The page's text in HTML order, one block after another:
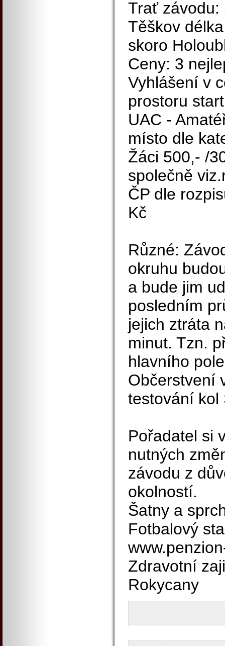
Trať závodu:
Těškov
skoro
Ceny: 3
Vyhlášení v
prostoru
UAC -
místo dle
Žáci 500,- /
společně
ČP dle
Kč
Různé:
okruhu
a bude jim
posledním
jejich ztráta
minut. Tzn.
hlavního pole
Občerstvení
testování kol
Pořadatel si
nutných
závodu z
okolností.
Šatny a
Fotbalový
Zdravotní
Rokycany